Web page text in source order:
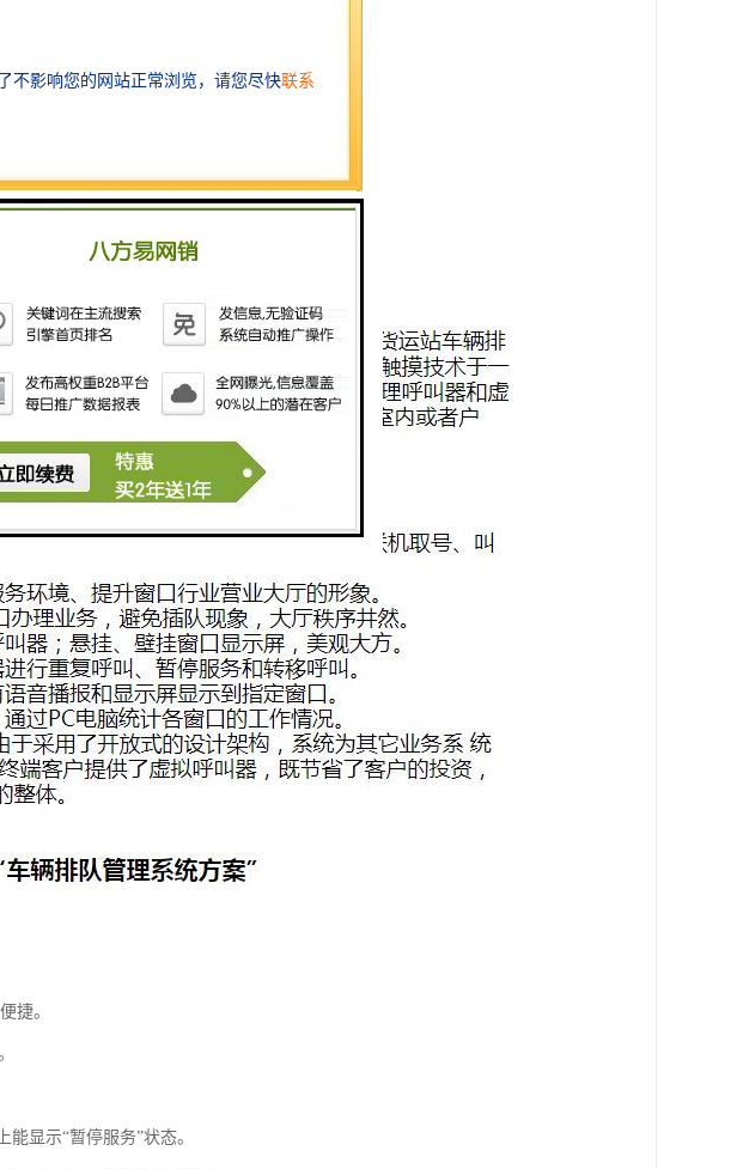
讯控制连接器，主要提供各种连线接口。
捷。
显示“暂停服务”状态。